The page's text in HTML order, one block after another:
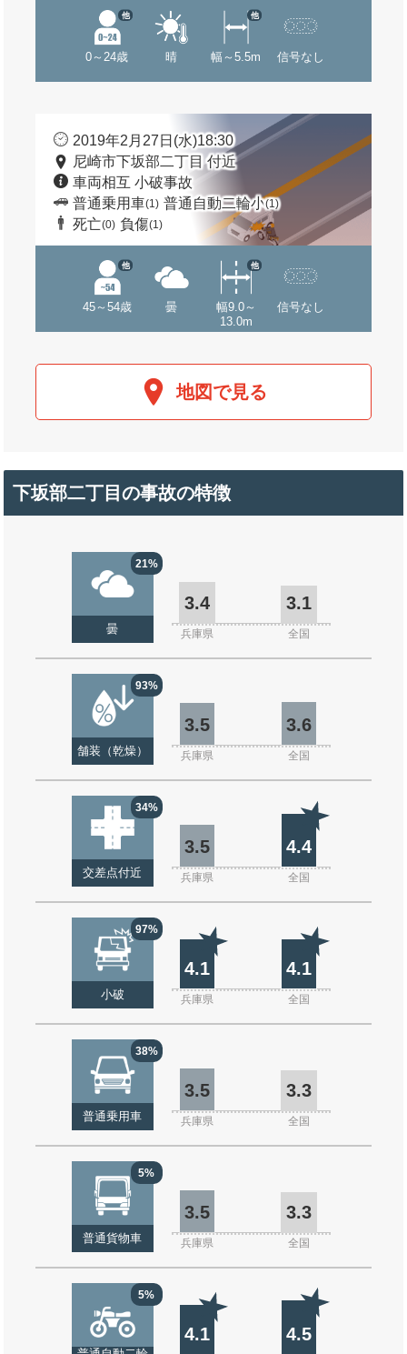
0～24歳
他
晴 幅～5.5m
他
信号なし
2019年2月27日(水)18:30
尼崎市下坂部二丁目 付近
車両相互 小破事故
普通乗用車(1) 普通自動二輪小(1)
死亡(0) 負傷(1)
45～54歳
他
曇
幅9.0～
13.0m
他
信号なし
地図で見る
下坂部二丁目の事故の特徴
21%
曇
3.4 3.1
兵庫県 全国
93%
舗装（乾燥）
3.5 3.6
兵庫県 全国
34%
交差点付近
3.5 4.4
兵庫県 全国
97%
小破
4.1 4.1
兵庫県 全国
38%
普通乗用車
3.5 3.3
兵庫県 全国
5%
普通貨物車
3.5 3.3
兵庫県 全国
5%
4.1 4.5